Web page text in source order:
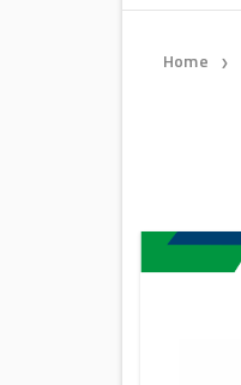
Home ❯